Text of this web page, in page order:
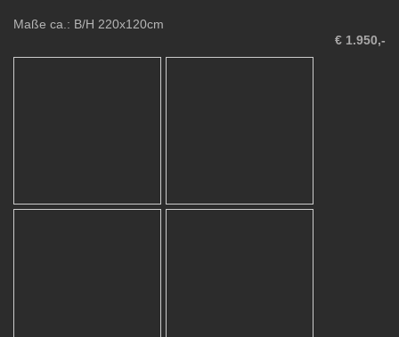
Maße ca.: B/H 220x120cm
€ 1.950,-